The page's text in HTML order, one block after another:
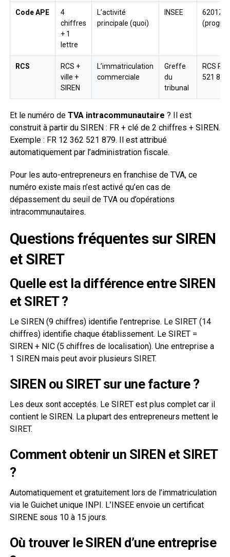
Code APE
4
chiffres
+ 1
lettre
L’activité
principale (quoi)
INSEE
6201Z
RCS
RCS +
ville +
SIREN
L’immatriculation
commerciale
Greffe
du
tribunal
RCS
521 879
Et le numéro de TVA intracommunautaire ? Il est
construit à partir du SIREN : FR + clé de 2 chiffres + SIREN.
Exemple : FR 12 362 521 879. Il est attribué
automatiquement par l’administration fiscale.
Pour les auto-entrepreneurs en franchise de TVA, ce
numéro existe mais n’est activé qu’en cas de
dépassement du seuil de TVA ou d’opérations
intracommunautaires.
Questions fréquentes sur SIREN
et SIRET
Quelle est la différence entre SIREN
et SIRET ?
Le SIREN (9 chiffres) identifie l’entreprise. Le SIRET (14
chiffres) identifie chaque établissement. Le SIRET =
SIREN + NIC (5 chiffres de localisation). Une entreprise a
1 SIREN mais peut avoir plusieurs SIRET.
SIREN ou SIRET sur une facture ?
Les deux sont acceptés. Le SIRET est plus complet car il
contient le SIREN. La plupart des entrepreneurs mettent le
SIRET.
Comment obtenir un SIREN et SIRET
?
Automatiquement et gratuitement lors de l’immatriculation
via le Guichet unique INPI. L’INSEE envoie un certificat
SIRENE sous 10 à 15 jours.
Où trouver le SIREN d’une entreprise